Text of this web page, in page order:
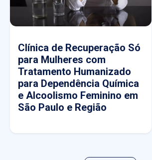
Clínica de Recuperação Só
para Mulheres com
Tratamento Humanizado
para Dependência Química
e Alcoolismo Feminino em
São Paulo e Região